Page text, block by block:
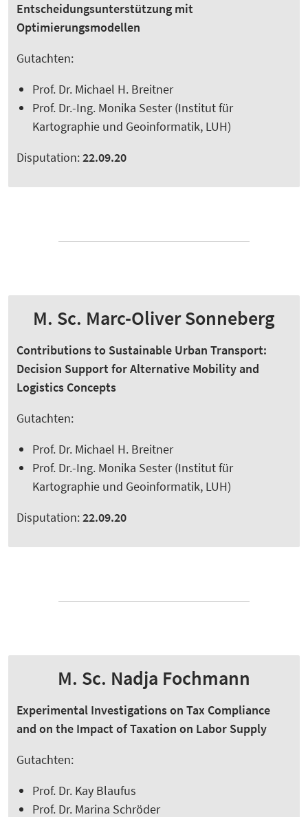
Entscheidungsunterstützung mit
Optimierungsmodellen
Gutachten:
Prof. Dr. Michael H. Breitner
Prof. Dr.-Ing. Monika Sester (Institut für
Kartographie und Geoinformatik, LUH)
Disputation:22.09.20
M. Sc. Marc-Oliver Sonneberg
Contributions to Sustainable Urban Transport:
Decision Support for Alternative Mobility and
Logistics Concepts
Gutachten:
Prof. Dr. Michael H. Breitner
Prof. Dr.-Ing. Monika Sester (Institut für
Kartographie und Geoinformatik, LUH)
Disputation:22.09.20
M. Sc. Nadja Fochmann
Experimental Investigations on Tax Compliance
and on the Impact of Taxation on Labor Supply
Gutachten:
Prof. Dr. Kay Blaufus
Prof. Dr. Marina Schröder